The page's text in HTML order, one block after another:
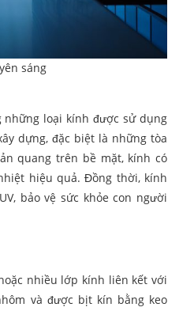
sáng
loại kính được sử dụng
dựng, đặc biệt là những tòa
quang trên bề mặt, kính có
hiệu quả. Đồng thời, kính
bảo vệ sức khỏe con người
nhiều lớp kính liên kết với
và được bịt kín bằng keo